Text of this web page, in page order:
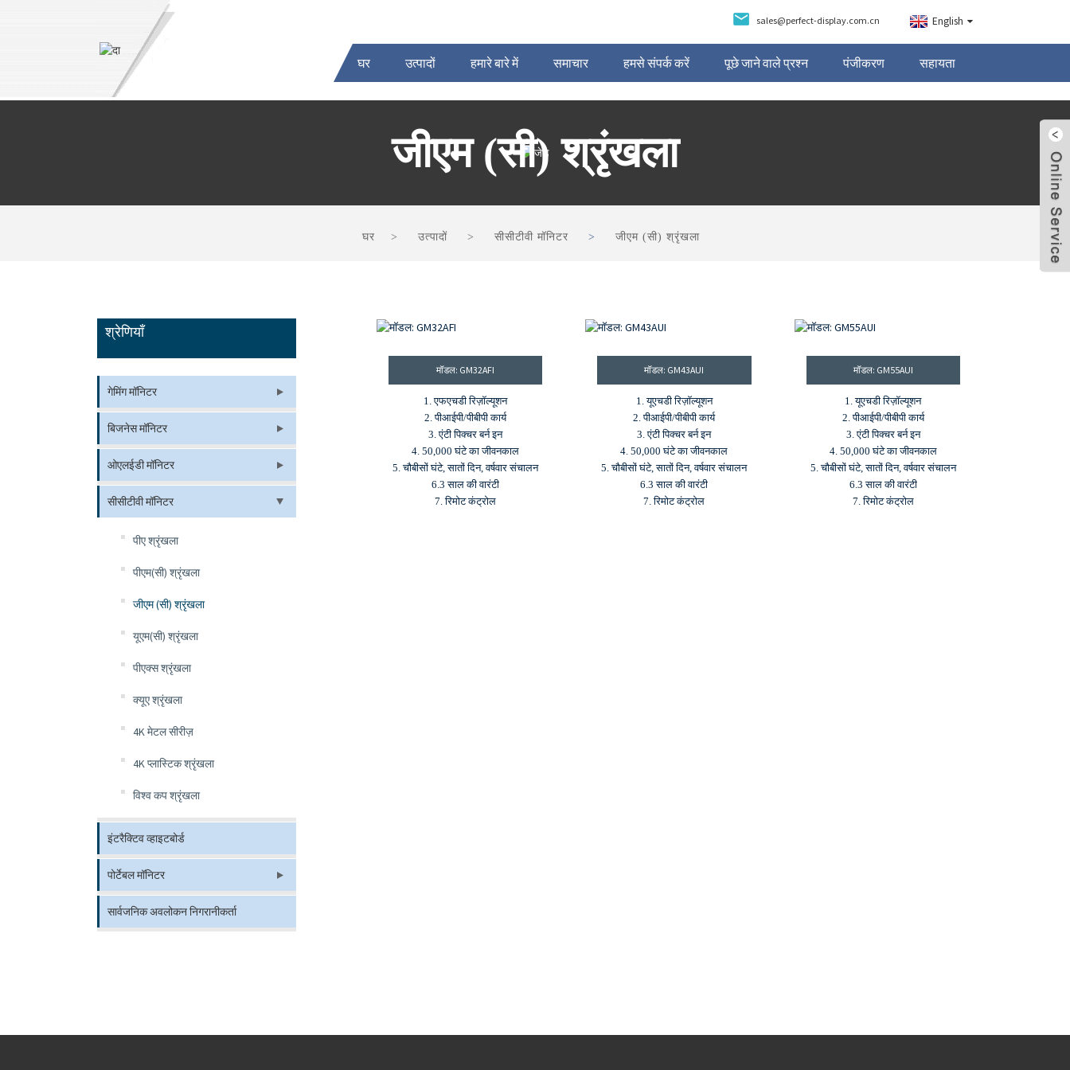
sales@perfect-display.com.cn English
घर उत्पादों हमारे बारे में समाचार हमसे संपर्क करें पूछे जाने वाले प्रश्न पंजीकरण सहायता
जीएम (सी) श्रृंखला
घर उत्पादों सीसीटीवी मॉनिटर जीएम (सी) श्रृंखला
श्रेणियाँ
गेमिंग मॉनिटर
बिजनेस मॉनिटर
ओएलईडी मॉनिटर
सीसीटीवी मॉनिटर
पीए श्रृंखला
पीएम(सी) श्रृंखला
जीएम (सी) श्रृंखला
यूएम(सी) श्रृंखला
पीएक्स श्रृंखला
क्यूए श्रृंखला
4K मेटल सीरीज़
4K प्लास्टिक श्रृंखला
विश्व कप श्रृंखला
इंटरैक्टिव व्हाइटबोर्ड
पोर्टेबल मॉनिटर
सार्वजनिक अवलोकन निगरानीकर्ता
मॉडल: GM32AFI
1. एफएचडी रिज़ॉल्यूशन
2. पीआईपी/पीबीपी कार्य
3. एंटी पिक्चर बर्न इन
4. 50,000 घंटे का जीवनकाल
5. चौबीसों घंटे, सातों दिन, वर्षवार संचालन
6.3 साल की वारंटी
7. रिमोट कंट्रोल
मॉडल: GM43AUI
1. यूएचडी रिज़ॉल्यूशन
2. पीआईपी/पीबीपी कार्य
3. एंटी पिक्चर बर्न इन
4. 50,000 घंटे का जीवनकाल
5. चौबीसों घंटे, सातों दिन, वर्षवार संचालन
6.3 साल की वारंटी
7. रिमोट कंट्रोल
मॉडल: GM55AUI
1. यूएचडी रिज़ॉल्यूशन
2. पीआईपी/पीबीपी कार्य
3. एंटी पिक्चर बर्न इन
4. 50,000 घंटे का जीवनकाल
5. चौबीसों घंटे, सातों दिन, वर्षवार संचालन
6.3 साल की वारंटी
7. रिमोट कंट्रोल